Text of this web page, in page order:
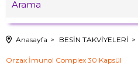
Anasayfa BESİN TAKVİYELERİ
Orzax İmunol Complex 30 Kapsül